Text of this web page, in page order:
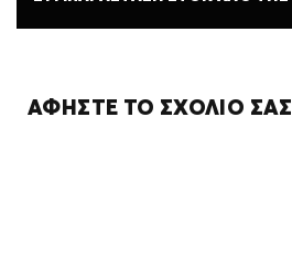
ΑΦΉΣΤΕ ΤΟ ΣΧΌΛΙΌ ΣΑΣ